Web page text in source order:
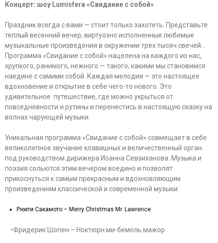
Концерт: шоу Lumisfera «Свидание с собой»
Праздник всегда с вами — стоит только захотеть. Представьте:
теплый весенний вечер, виртуозно исполненные любимые
музыкальные произведения в окружении трех тысяч свечей…
Программа «Свидание с собой» нацелена на каждого из нас,
хрупкого, ранимого, нежного — такого, какими мы становимся
наедине с самими собой. Каждая мелодия — это настоящее
вдохновение и открытие в себе чего-то нового. Это
удивительное путешествие, где можно укрыться от
повседневности и рутины и перенестись в настоящую сказку на
волнах чарующей музыки.
Уникальная программа «Свидание с собой» совмещает в себе
великолепное звучание клавишных и величественный орган
под руководством дирижера Иоанна Севзиханова. Музыка и
поэзия сольются этим вечером воедино и позволят
прикоснуться к самым прекрасным и вдохновляющим
произведениям классической и современной музыки:
Рюити Сакамото – Merry Christmas Mr. Lawrence
•Фридерик Шопен – Ноктюрн ми-бемоль мажор